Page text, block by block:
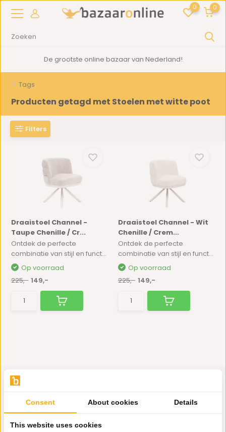
0 0
De grootste online bazaar van Nederland!
Tags
Producten getagd met Stoelen met witte poot
Filters
Draaistoel Channel -
Taupe Chenille / Cr...
Ontdek de perfecte
combinatie van stijl en funct...
Op voorraad
225,- 149,-
Draaistoel Channel - Wit
Chenille / Crem...
Ontdek de perfecte
combinatie van stijl en funct...
Op voorraad
225,- 149,-
Hulp nodig?
Wij zitten voor je klaar.
Consent About cookies Details
This website uses cookies